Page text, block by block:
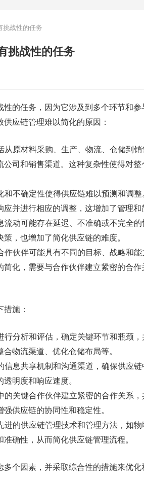
挑战性的任务
挑战性的任务
的任务，因为它涉及到多个环节和
应链管理难以简化的原因：
从原材料采购、生产、物流、仓储到
司和销售渠道。这种复杂性使得对
和不确定性使得供应链难以预测和调
并进行相应的调整，这增加了管理和
流动可能存在延迟、不准确或不完全
，也增加了简化供应链的难度。
作伙伴可能具有不同的目标、战略和
化，需要与合作伙伴建立紧密的合
施：
行分析和评估，确定关键环节和瓶颈
物流渠道、优化仓储布局等。
信息共享机制和沟通渠道，确保供应
明度和响应速度。
的关键合作伙伴建立紧密的合作关系
供应链的协同性和稳定性。
进的供应链管理技术和管理方法，如
确性，从而简化供应链管理流程。
个因素，并采取综合性的措施来优化